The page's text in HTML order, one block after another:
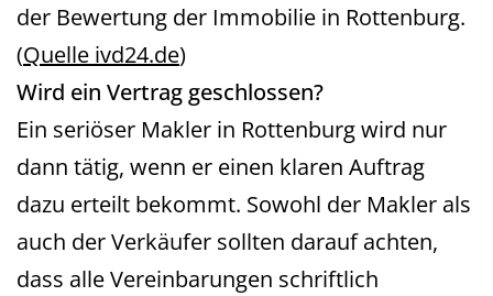
der Bewertung der Immobilie in Rottenburg.
(Quelle ivd24.de)
Wird ein Vertrag geschlossen?
Ein seriöser Makler in Rottenburg wird nur
dann tätig, wenn er einen klaren Auftrag
dazu erteilt bekommt. Sowohl der Makler als
auch der Verkäufer sollten darauf achten,
dass alle Vereinbarungen schriftlich